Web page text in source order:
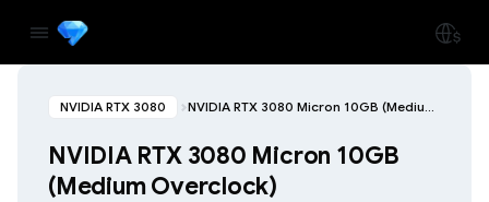
NVIDIA RTX 3080 NVIDIA RTX 3080 Micron 10GB (Medium Overclock)
NVIDIA RTX 3080 Micron 10GB
(Medium Overclock)